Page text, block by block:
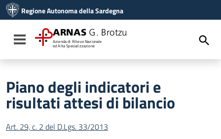
Vai al menu di navigazione
Vai al footer
Regione Autonoma della Sardegna
Toggle navigation
ARNAS G. Brotzu
Azienda di Rilievo Nazionale
ed Alta Specializzazione
Piano degli indicatori e
risultati attesi di bilancio
Art. 29, c. 2 del D.Lgs. 33/2013